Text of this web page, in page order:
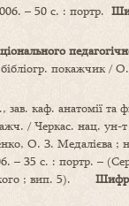
– 50 с. : портр.
покажчик /
каф. анатомії та
/ Черкас. нац. ун-
О. З. Медалієва ;
35 с. : портр. –
; вип. 5). Шифр